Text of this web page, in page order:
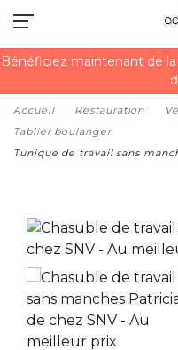
Bénéficiez maintenant de la
Accueil Restauration
Tablier boulanger
Tunique de travail sans